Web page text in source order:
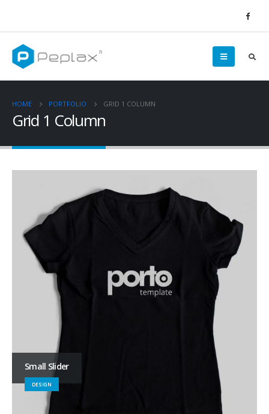
HOME PORTFOLIO GRID 1 COLUMN
Grid 1 Column
Small Slider
DESIGN